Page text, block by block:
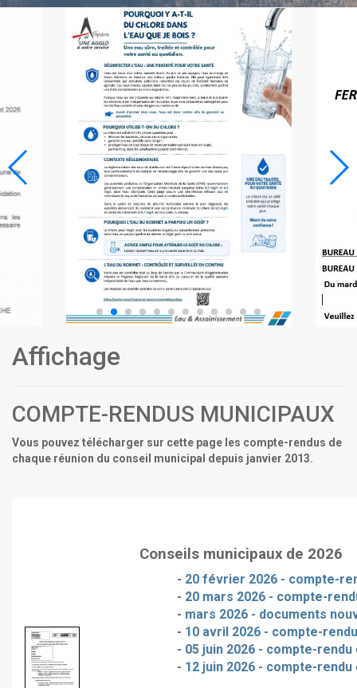
Affichage
COMPTE-RENDUS MUNICIPAUX
Vous pouvez télécharger sur cette page les compte-rendus de
chaque réunion du conseil municipal depuis janvier 2013.
Conseils municipaux de 2026
- 20 février 2026 - compte-
- 20 mars 2026 - compte-
- mars 2026 - documents
- 10 avril 2026 - compte-
- 05 juin 2026 - compte-
- 12 juin 2026 - compte-